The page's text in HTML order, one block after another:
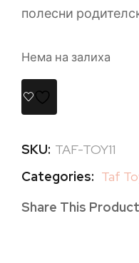
полесни
Нема на залиха
SKU: TAF-TOY11
Categories: Taf
Share This Product